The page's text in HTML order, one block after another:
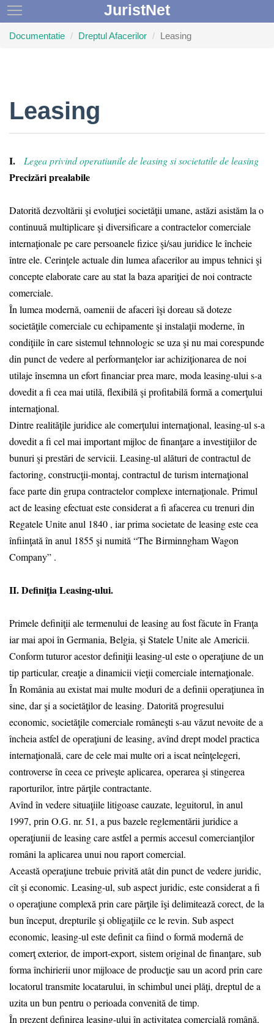
JuristNet
Toggle main menu visibility
Documentatie Dreptul Afacerilor Leasing
Leasing
Legea privind operatiunile de leasing si societatile de leasing
I.
Precizări prealabile
Datorită dezvoltării şi evoluţiei societăţii umane, astăzi asistăm la o
continuuă multiplicare şi diversificare a contractelor comerciale
internaţionale pe care persoanele fizice şi/sau juridice le încheie
între ele. Cerinţele actuale din lumea afacerilor au impus tehnici şi
concepte elaborate care au stat la baza apariţiei de noi contracte
comerciale.
În lumea modernă, oamenii de afaceri îşi doreau să doteze
societăţile comerciale cu echipamente şi instalaţii moderne, în
condiţiile în care sistemul tehnnologic se uza şi nu mai corespunde
din punct de vedere al performanţelor iar achiziţionarea de noi
utilaje însemna un efort financiar prea mare, moda leasing-ului s-a
dovedit a fi cea mai utilă, flexibilă şi profitabilă formă a comerţului
internaţional.
Dintre realităţile juridice ale comerţului internaţional, leasing-ul s-a
dovedit a fi cel mai important mijloc de finanţare a investiţiilor de
bunuri şi prestări de servicii. Leasing-ul alături de contractul de
factoring, construcţii-montaj, contractul de turism internaţional
face parte din grupa contractelor complexe internaţionale. Primul
act de leasing efectuat este considerat a fi afacerea cu trenuri din
Regatele Unite anul 1840 , iar prima societate de leasing este cea
înfiinţată în anul 1855 şi numită “The Birminngham Wagon
Company” .
II. Definiţia Leasing-ului.
Primele definiţii ale termenului de leasing au fost făcute în Franţa
iar mai apoi în Germania, Belgia, şi Statele Unite ale Americii.
Conform tuturor acestor definiţii leasing-ul este o operaţiune de un
tip particular, creaţie a dinamicii vieţii comerciale internaţionale.
În România au existat mai multe moduri de a definii operaţiunea în
sine, dar şi a societăţilor de leasing. Datorită progresului
economic, societăţile comerciale româneşti s-au văzut nevoite de a
încheia astfel de operaţiuni de leasing, avînd drept model practica
internaţională, care de cele mai multe ori a iscat neînţelegeri,
controverse în ceea ce priveşte aplicarea, operarea şi stingerea
raporturilor, între părţile contractante.
Avînd în vedere situaţiile litigoase cauzate, leguitorul, în anul
1997, prin O.G. nr. 51, a pus bazele reglementării juridice a
operaţiunii de leasing care astfel a permis accesul comercianţilor
români la aplicarea unui nou raport comercial.
Această operaţiune trebuie privită atât din punct de vedere juridic,
cît şi economic. Leasing-ul, sub aspect juridic, este considerat a fi
o operaţiune complexă prin care părţile îşi delimitează corect, de la
bun început, drepturile şi obligaţiile ce le revin. Sub aspect
economic, leasing-ul este definit ca fiind o formă modernă de
comerţ exterior, de import-export, sistem original de finanţare, sub
forma închirierii unor mijloace de producţie sau un acord prin care
locatorul transmite locatarului, în schimbul unei plăţi, dreptul de a
uzita un bun pentru o perioada convenită de timp.
În prezent definirea leasing-ului în activitatea comercială română,